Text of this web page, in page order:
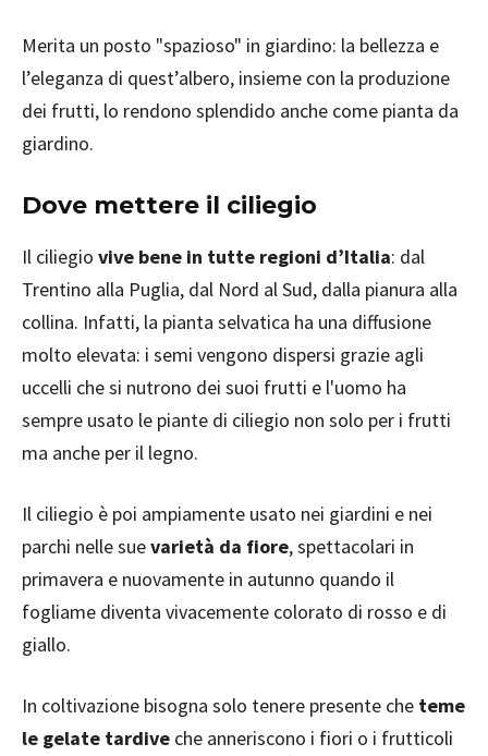
Merita un posto "spazioso" in giardino: la bellezza e
l’eleganza di quest’albero, insieme con la produzione
dei frutti, lo rendono splendido anche come pianta da
giardino.
Dove mettere il ciliegio
Il ciliegio vive bene in tutte regioni d’Italia: dal
Trentino alla Puglia, dal Nord al Sud, dalla pianura alla
collina. Infatti, la pianta selvatica ha una diffusione
molto elevata: i semi vengono dispersi grazie agli
uccelli che si nutrono dei suoi frutti e l'uomo ha
sempre usato le piante di ciliegio non solo per i frutti
ma anche per il legno.
Il ciliegio è poi ampiamente usato nei giardini e nei
parchi nelle suevarietà da fiore, spettacolari in
primavera e nuovamente in autunno quando il
fogliame diventa vivacemente colorato di rosso e di
giallo.
In coltivazione bisogna solo tenere presente che teme
le gelate tardive che anneriscono i fiori o i frutticoli